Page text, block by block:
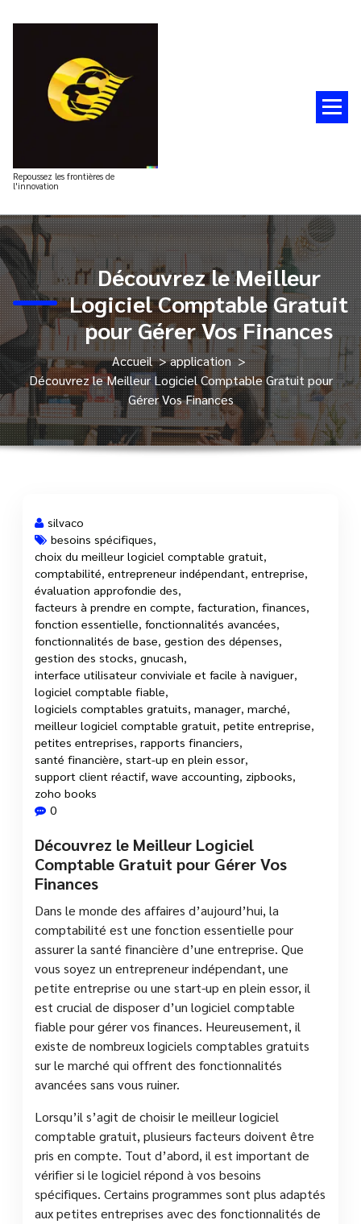
Repoussez les frontières de
l'innovation
Découvrez le Meilleur
Logiciel Comptable Gratuit
pour Gérer Vos Finances
Accueil>application>
Découvrez le Meilleur Logiciel Comptable Gratuit pour
Gérer Vos Finances
18 Août, 2023
silvaco
besoins spécifiques
choix du meilleur logiciel comptable gratuit
comptabilité entrepreneur indépendant entreprise
évaluation approfondie des
facteurs à prendre en compte facturation finances
fonction essentielle fonctionnalités avancées
fonctionnalités de base gestion des dépenses
gestion des stocks gnucash
interface utilisateur conviviale et facile à naviguer
logiciel comptable fiable
logiciels comptables gratuits manager marché
meilleur logiciel comptable gratuit petite entreprise
petites entreprises rapports financiers
santé financière start-up en plein essor
support client réactif, wave accounting zipbooks
zoho books
0
Découvrez le Meilleur Logiciel
Comptable Gratuit pour Gérer Vos
Finances
Dans le monde des affaires d’aujourd’hui, la
comptabilité est une fonction essentielle pour
assurer la santé financière d’une entreprise. Que
vous soyez un entrepreneur indépendant, une
petite entreprise ou une start-up en plein essor, il
est crucial de disposer d’un logiciel comptable
fiable pour gérer vos finances. Heureusement, il
existe de nombreux logiciels comptables gratuits
sur le marché qui offrent des fonctionnalités
avancées sans vous ruiner.
Lorsqu’il s’agit de choisir le meilleur logiciel
comptable gratuit, plusieurs facteurs doivent être
pris en compte. Tout d’abord, il est important de
vérifier si le logiciel répond à vos besoins
spécifiques. Certains programmes sont plus adaptés
aux petites entreprises avec des fonctionnalités de